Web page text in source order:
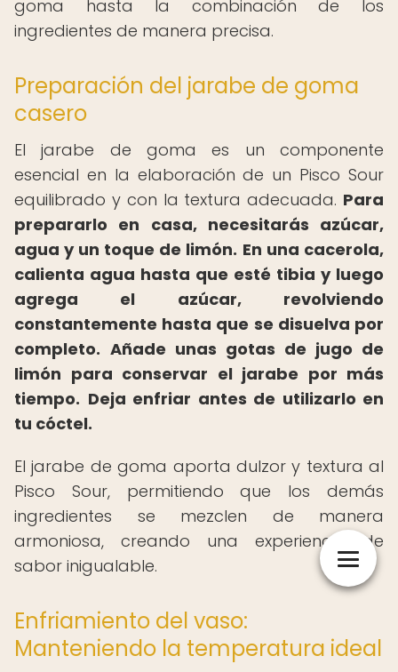
goma hasta la combinación de los
ingredientes de manera precisa.
Preparación del jarabe de goma
casero
El jarabe de goma es un componente
esencial en la elaboración de un Pisco Sour
equilibrado y con la textura adecuada. Para
prepararlo en casa, necesitarás azúcar,
agua y un toque de limón. En una cacerola,
calienta agua hasta que esté tibia y luego
agrega el azúcar, revolviendo
constantemente hasta que se disuelva por
completo. Añade unas gotas de jugo de
limón para conservar el jarabe por más
tiempo. Deja enfriar antes de utilizarlo en
tu cóctel.
El jarabe de goma aporta dulzor y textura al
Pisco Sour, permitiendo que los demás
ingredientes se mezclen de manera
armoniosa, creando una experiencia de
sabor inigualable.
Enfriamiento del vaso:
Manteniendo la temperatura ideal